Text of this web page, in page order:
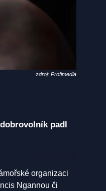
zdroj: Profimedia
padl
organizaci
Ngannou či